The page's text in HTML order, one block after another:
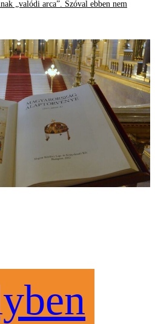
„valódi arca”. Szóval ebben nem